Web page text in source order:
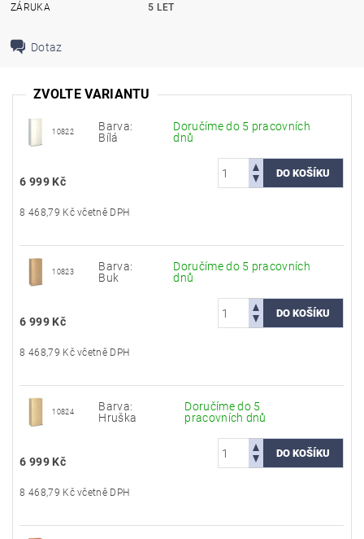
ZÁRUKA
5 LET
Dotaz
ZVOLTE VARIANTU
10822
Barva:
Bílá
Doručíme do 5 pracovních
dnů
6 999 Kč
8 468,79 Kč včetně DPH
10823
Barva:
Buk
Doručíme do 5 pracovních
dnů
6 999 Kč
8 468,79 Kč včetně DPH
10824
Barva:
Hruška
Doručíme do 5
pracovních dnů
6 999 Kč
8 468,79 Kč včetně DPH